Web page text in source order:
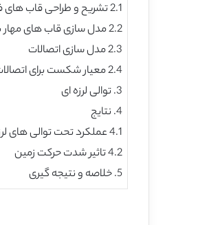
2.1 تشریح و طراحی قاب های فوق (EBF)
2.2 مدل سازی قاب های مهار بندی شده ی برون محور نمونه
2.3 مدل سازی اتصالات
2.4 معیار شکست برای اتصالات برشی
3. توالی لرزه ای
4. نتایج
4.1 عملکرد تحت توالی های لرزه ای
4.2 تاثیر شدت حرکت زمین
5. خلاصه و نتیجه گیری